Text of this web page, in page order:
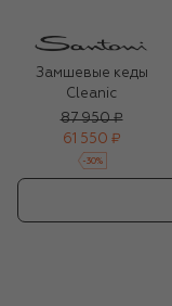
Замшевые кеды
Cleanic
87 950 ₽
61 550 ₽
-30%